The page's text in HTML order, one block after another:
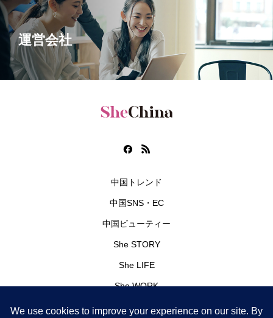
運営会社
中国トレンド
中国SNS・EC
中国ビューティー
She STORY
She LIFE
She WORK
編集部